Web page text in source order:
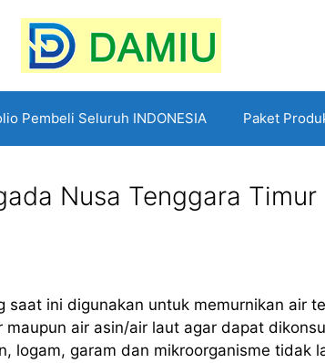
Pembeli Seluruh INDONESIA Paket
Nusa Tenggara Timur
saat ini digunakan untuk memurnikan air
air asin/air laut agar dapat
logam, garam dan mikroorganisme tidak